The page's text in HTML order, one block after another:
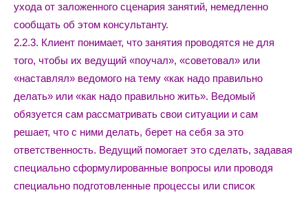
ухода от заложенного сценария занятий, немедленно
сообщать об этом консультанту.
2.2.3. Клиент понимает, что занятия проводятся не для
того, чтобы их ведущий «поучал», «советовал» или
«наставлял» ведомого на тему «как надо правильно
делать» или «как надо правильно жить». Ведомый
обязуется сам рассматривать свои ситуации и сам
решает, что с ними делать, берет на себя за это
ответственность. Ведущий помогает это сделать, задавая
специально сформулированные вопросы или проводя
специально подготовленные процессы или список